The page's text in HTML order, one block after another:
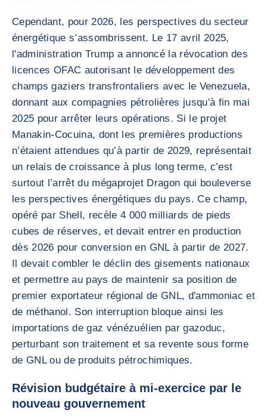
Cependant, pour 2026, les perspectives du secteur
énergétique s’assombrissent. Le 17 avril 2025,
l'administration Trump a annoncé la révocation des
licences OFAC autorisant le développement des
champs gaziers transfrontaliers avec le Venezuela,
donnant aux compagnies pétrolières jusqu'à fin mai
2025 pour arrêter leurs opérations. Si le projet
Manakin-Cocuina, dont les premières productions
n’étaient attendues qu’à partir de 2029, représentait
un relais de croissance à plus long terme, c’est
surtout l’arrêt du mégaprojet Dragon qui bouleverse
les perspectives énergétiques du pays. Ce champ,
opéré par Shell, recèle 4 000 milliards de pieds
cubes de réserves, et devait entrer en production
dès 2026 pour conversion en GNL à partir de 2027.
Il devait combler le déclin des gisements nationaux
et permettre au pays de maintenir sa position de
premier exportateur régional de GNL, d'ammoniac et
de méthanol. Son interruption bloque ainsi les
importations de gaz vénézuélien par gazoduc,
perturbant son traitement et sa revente sous forme
de GNL ou de produits pétrochimiques.
Révision budgétaire à mi-exercice par le
nouveau gouvernement